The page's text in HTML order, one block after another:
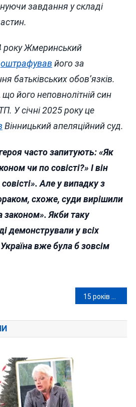
завдання у складі
року Жмеринський
оштрафував його за
батьківських обов’язків.
його неповнолітній син
У січні 2025 року це
Вінницький апеляційний суд.
часто запитують: «Як
чи по совісті?» І він
Але у випадку з
схоже, суди вирішили
законом». Якби таку
демонстрували у всіх
вже була б зовсім